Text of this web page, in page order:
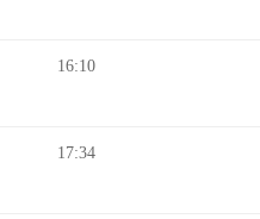
16:10
17:34